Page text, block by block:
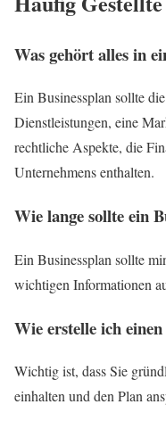
Was gehört alles in
Ein Businessplan sollte
Dienstleistungen, eine
rechtliche Aspekte, die
Unternehmens enthalten.
Wie lange sollte ein
Ein Businessplan sollte
wichtigen Informationen
Wie erstelle ich
Wichtig ist, dass Sie
einhalten und den Plan